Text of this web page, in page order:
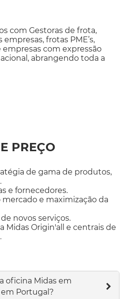
com Gestoras de frota,
frotas PME’s,
com expressão
abrangendo toda a
PREÇO
de gama de produtos,
e fornecedores.
e maximização da
novos serviços.
Midas Origin'all e centrais de
oficina Midas em
Portugal?